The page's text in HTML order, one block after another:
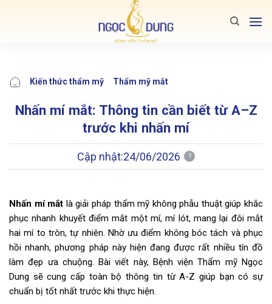
Kiến thức thẩm mỹ Thẩm mỹ mắt
Nhấn mí mắt: Thông tin cần biết từ A–Z
trước khi nhấn mí
Cập nhật:24/06/2026 ?
Nhấn mí mắt là giải pháp thẩm mỹ không phẫu thuật giúp khắc
phục nhanh khuyết điểm mắt một mí, mí lót, mang lại đôi mắt
hai mí to tròn, tự nhiên. Nhờ ưu điểm không bóc tách và phục
hồi nhanh, phương pháp này hiện đang được rất nhiều tín đồ
làm đẹp ưa chuộng. Bài viết này, Bệnh viện Thẩm mỹ Ngọc
Dung sẽ cung cấp toàn bộ thông tin từ A-Z giúp bạn có sự
chuẩn bị tốt nhất trước khi thực hiện.